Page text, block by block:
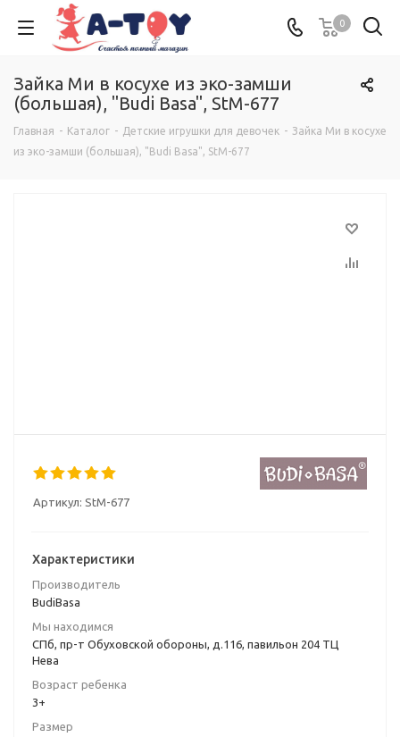
0
Зайка Ми в косухе из эко-замши
(большая), "Budi Basa", StM-677
Главная - Каталог - Детские игрушки для девочек - Зайка Ми в косухе
из эко-замши (большая), "Budi Basa", StM-677
Артикул: StM-677
Характеристики
Производитель
BudiBasa
Мы находимся
СПб, пр-т Обуховской обороны, д.116, павильон 204 ТЦ
Нева
Возраст ребенка
3+
Размер